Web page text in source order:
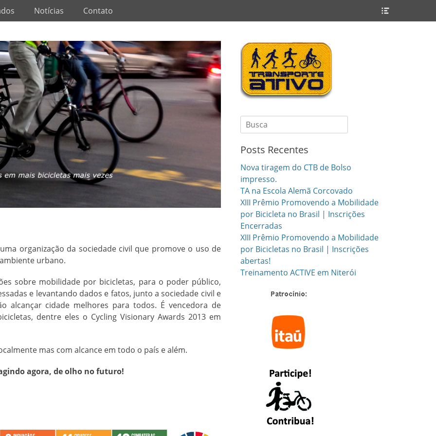
Notícias Contato
organização da sociedade civil que promove o uso de
urbano.
sobre mobilidade por bicicletas, para o poder público,
e levantando dados e fatos, junto a sociedade civil e
alcançar cidade melhores para todos. É vencedora de
dentre eles o Cycling Visionary Awards 2013 em
mas com alcance em todo o país e além.
agora, de olho no futuro!
Search
for:
Posts Recentes
Nova tiragem do CTB de Bolso
impresso.
TA na Escola Alemã Corcovado
XIII Prêmio Promovendo a Mobilidade
por Bicicleta no Brasil | Inscrições
Encerradas
XIII Prêmio Promovendo a Mobilidade
por Bicicletas no Brasil | Inscrições
abertas!
Treinamento ACTIVE em Niterói